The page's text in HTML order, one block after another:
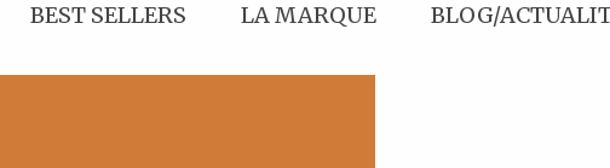
BEST SELLERS LA MARQUE BLOG/